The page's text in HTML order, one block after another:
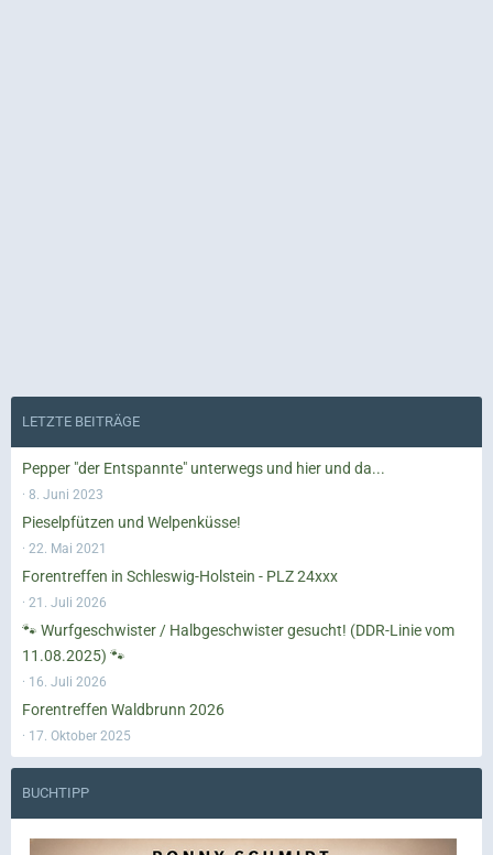
LETZTE BEITRÄGE
Pepper "der Entspannte" unterwegs und hier und da...
8. Juni 2023
Pieselpfützen und Welpenküsse!
22. Mai 2021
Forentreffen in Schleswig-Holstein - PLZ 24xxx
21. Juli 2026
🐾 Wurfgeschwister / Halbgeschwister gesucht! (DDR-Linie vom
11.08.2025) 🐾
16. Juli 2026
Forentreffen Waldbrunn 2026
17. Oktober 2025
BUCHTIPP